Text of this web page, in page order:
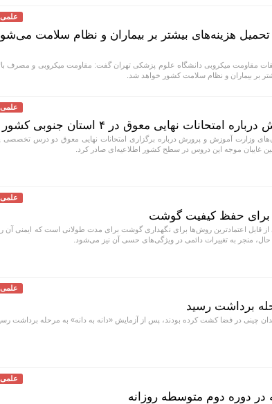
علمی
هزینه‌های بیشتر بر بیماران و نظام سلامت
مقاومت میکروبی دانشگاه علوم پزشکی تهران گفت: مقاومت میکروبی و مصرف
بر بیماران و نظام سلامت کشور خواهد شد.
علمی
نهایی معوق در ۴ استان جنوبی کشور
وزارت آموزش و پرورش درباره برگزاری امتحانات نهایی معوق دو درس تخصصی
غایبان موجه این دروس در سطح کشور اطلاعیه‌ای صادر کرد.
علمی
برای حفظ کیفیت گوشت
از قابل اعتمادترین روش‌ها برای نگهداری گوشت برای مدت طولانی است که ایمنی آن را
حال، منجر به تغییرات دائمی در ویژگی‌های حسی آن نیز می‌شود.
علمی
برداشت رسید
چینی در فضا کشت کرده بودند، پس از آزمایش «دانه به دانه» به مرحله برداشت
علمی
در دوره دوم متوسطه روزانه